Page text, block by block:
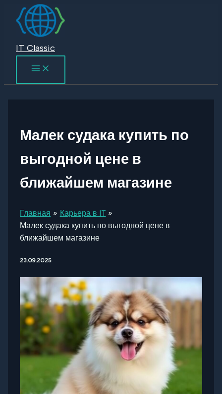
Перейти
содержимому
IT Classic
Малек судака купить по
выгодной цене в
ближайшем магазине
Главная
Карьера в IT
Малек судака купить по выгодной цене в
ближайшем магазине
23.09.2025